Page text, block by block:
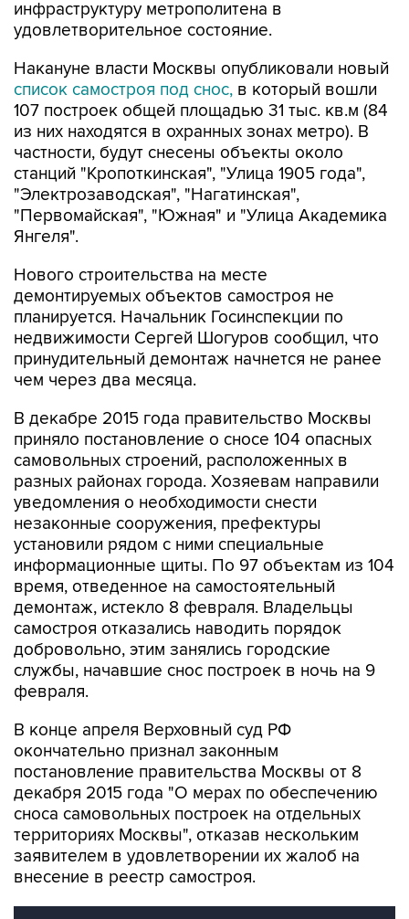
Накануне власти Москвы опубликовали новый
107 построек общей площадью 31 тыс. кв.м (84
из них находятся в охранных зонах метро). В
частности, будут снесены объекты около
станций "Кропоткинская", "Улица 1905 года",
"Электрозаводская", "Нагатинская",
"Первомайская", "Южная" и "Улица Академика
Янгеля".
Нового строительства на месте
планируется. Начальник Госинспекции по
недвижимости Сергей Шогуров сообщил, что
принудительный демонтаж начнется не ранее
чем через два месяца.
В декабре 2015 года правительство Москвы
самовольных строений, расположенных в
разных районах города. Хозяевам направили
уведомления о необходимости снести
незаконные сооружения, префектуры
установили рядом с ними специальные
информационные щиты. По 97 объектам из 104
время, отведенное на самостоятельный
демонтаж, истекло 8 февраля. Владельцы
самостроя отказались наводить порядок
добровольно, этим занялись городские
службы, начавшие снос построек в ночь на 9
февраля.
В конце апреля Верховный суд РФ
постановление правительства Москвы от 8
декабря 2015 года "О мерах по обеспечению
сноса самовольных построек на отдельных
территориях Москвы", отказав нескольким
заявителем в удовлетворении их жалоб на
внесение в реестр самостроя.
Снос торговых павильонов в